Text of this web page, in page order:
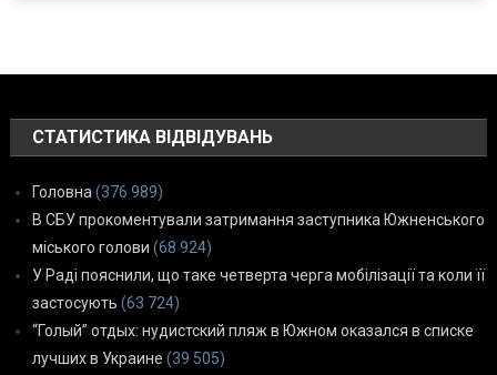
СТАТИСТИКА ВІДВІДУВАНЬ
Головна (376 989)
В СБУ прокоментували затримання заступника Южненського
міського голови (68 924)
У Раді пояснили, що таке четверта черга мобілізації та коли її
застосують (63 724)
“Голый” отдых: нудистский пляж в Южном оказался в списке
лучших в Украине (39 505)